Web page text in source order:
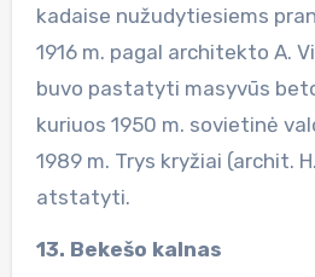
kadaise nužudytiesiems
1916 m. pagal architekto A.
buvo pastatyti masyvūs
kuriuos 1950 m. sovietinė
1989 m. Trys kryžiai (archit.
atstatyti.
13. Bekešo kalnas